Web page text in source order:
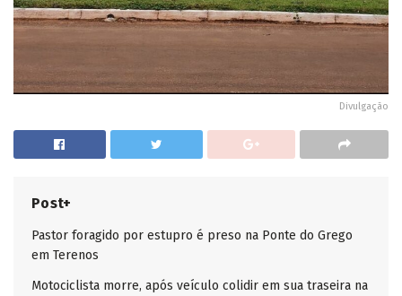
Divulgação
Post+
Pastor foragido por estupro é preso na Ponte do Grego
em Terenos
Motociclista morre, após veículo colidir em sua traseira na